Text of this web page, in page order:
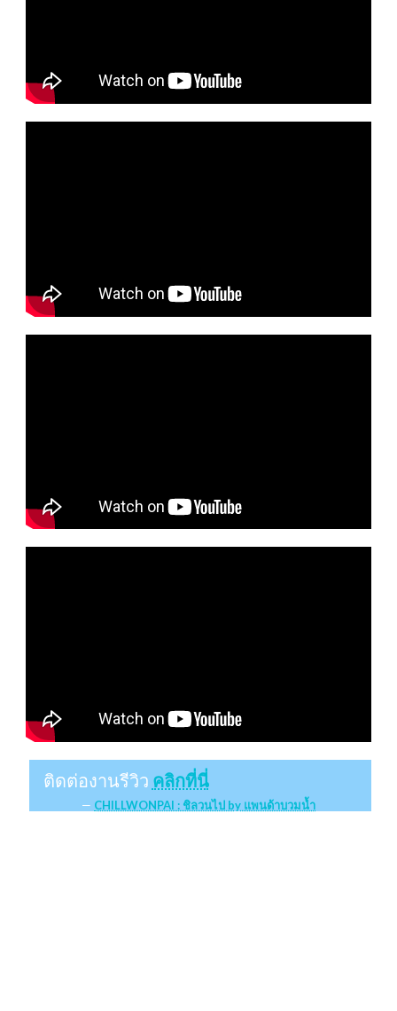
ติดต่องานรีวิว คลิกที่นี่
CHILLWONPAI : ชิลวนไป by แพนด้าบวมน้ำ